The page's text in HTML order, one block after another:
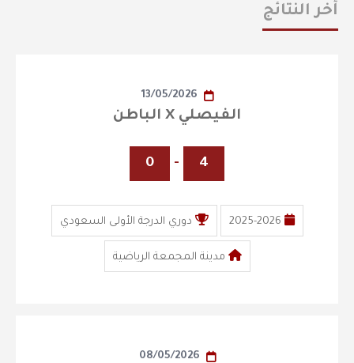
أخر النتائج
13/05/2026
الفيصلي X الباطن
4
-
0
2025-2026 دوري الدرجة الأولى السعودي
مدينة المجمعة الرياضية
08/05/2026